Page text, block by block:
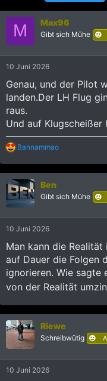
e
e
l
M Max96
Gibt sich Mühe
10 Juni 2026
Genau, und der Pilot
landen.Der LH Flug
raus.
Und auf Klugscheißer
R
a
k
t
i
o
n
Bannammao
Ben
Gibt sich Mühe
10 Juni 2026
Man kann die
auf Dauer die Folgen
ignorieren. Wie sagte
von der Realität
Riewe
Schreibwütig
10 Juni 2026